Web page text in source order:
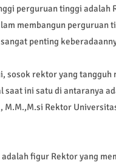
perguruan tinggi adalah
membangun perguruan
penting
sosok rektor yang tangguh
saat ini satu di antaranya
M.M.,M.si Rektor
figur Rektor yang